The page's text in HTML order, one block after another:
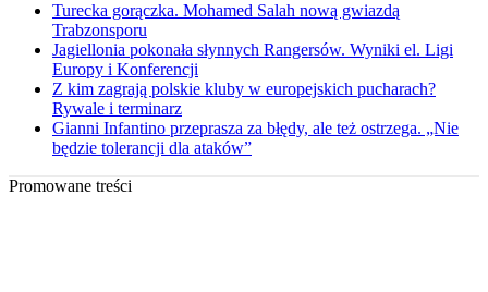
Turecka gorączka. Mohamed Salah nową gwiazdą
Trabzonsporu
Jagiellonia pokonała słynnych Rangersów. Wyniki el. Ligi
Europy i Konferencji
Z kim zagrają polskie kluby w europejskich pucharach?
Rywale i terminarz
Gianni Infantino przeprasza za błędy, ale też ostrzega. „Nie
będzie tolerancji dla ataków”
Promowane treści